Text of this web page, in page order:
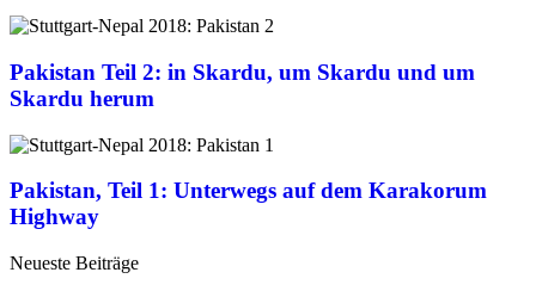
Pakistan Teil 2: in Skardu, um Skardu und um
Skardu herum
Pakistan, Teil 1: Unterwegs auf dem Karakorum
Highway
Neueste Beiträge